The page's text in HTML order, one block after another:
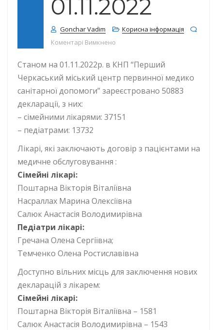
01.11.2022
Gonchar Vadim
Корисна інформація
Коментарі Вимкнено
Станом на 01.11.2022р. в КНП “Перший
Черкаський міський центр первинної медико
санітарної допомоги” зареєстровано 50883
декларації, з них:
– сімейними лікарями: 37151
– педіатрами: 13732
Лікарі, які заключають договір з пацієнтами на
медичне обслуговування :
Сімейні лікарі:
Поштарна Вікторія Віталіївна
Насраллах Марина Олексіївна
Салюк Анастасія Володимирівна
Педіатри лікарі:
Гречана Олена Сергіївна;
Темченко Олена Ростиславівна
Доступно вільних місць для заключення нових
декларацій з лікарем:
Сімейні лікарі:
Поштарна Вікторія Віталіївна – 1581
Салюк Анастасія Володимирівна – 1543